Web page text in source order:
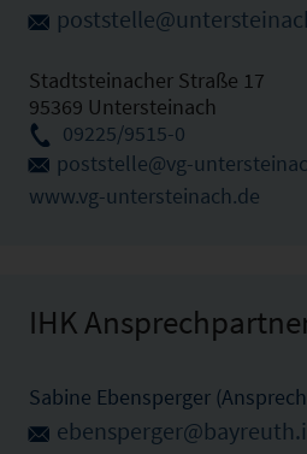
Stadtsteinacher Straße 17
95369 Untersteinach
09225/9515-0
poststelle@vg-
www.vg-untersteinach.de
IHK
Sabine Ebensperger